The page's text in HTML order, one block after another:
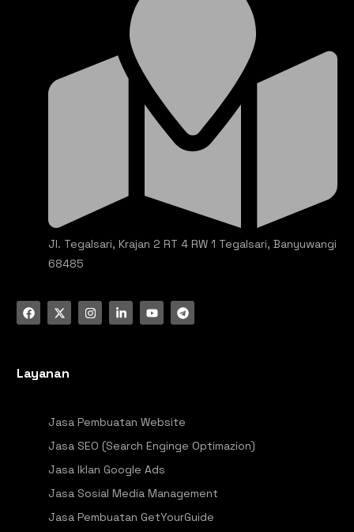
Jl. Tegalsari, Krajan 2 RT 4 RW 1 Tegalsari, Banyuwangi
68485
Layanan
Jasa Pembuatan Website
Jasa SEO (Search Enginge Optimazion)
Jasa Iklan Google Ads
Jasa Sosial Media Management
Jasa Pembuatan GetYourGuide